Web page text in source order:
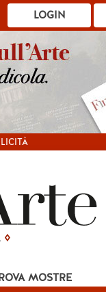
LOGIN
MOSTRE